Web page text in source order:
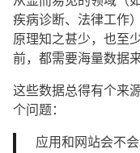
疾病诊断、法律工作
原理知之甚少，也至
前，都需要海量数据来
这些数据总得有个来
个问题：
应用和网站会不